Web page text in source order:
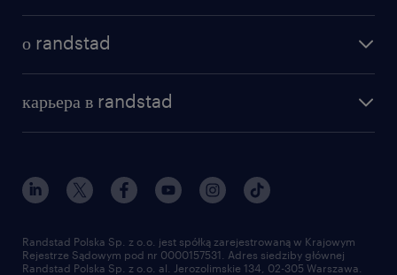
о randstad
институт исследований randstad
для медиа
для поставщиков
карьера в randstad
наш мир
работа в randstad
отправить резюме
Randstad Polska Sp. z o.o. jest spółką zarejestrowaną w Krajowym
Rejestrze Sądowym pod nr 0000157531. Adres siedziby głównej
Randstad Polska Sp. z o.o. al. Jerozolimskie 134, 02-305 Warszawa.